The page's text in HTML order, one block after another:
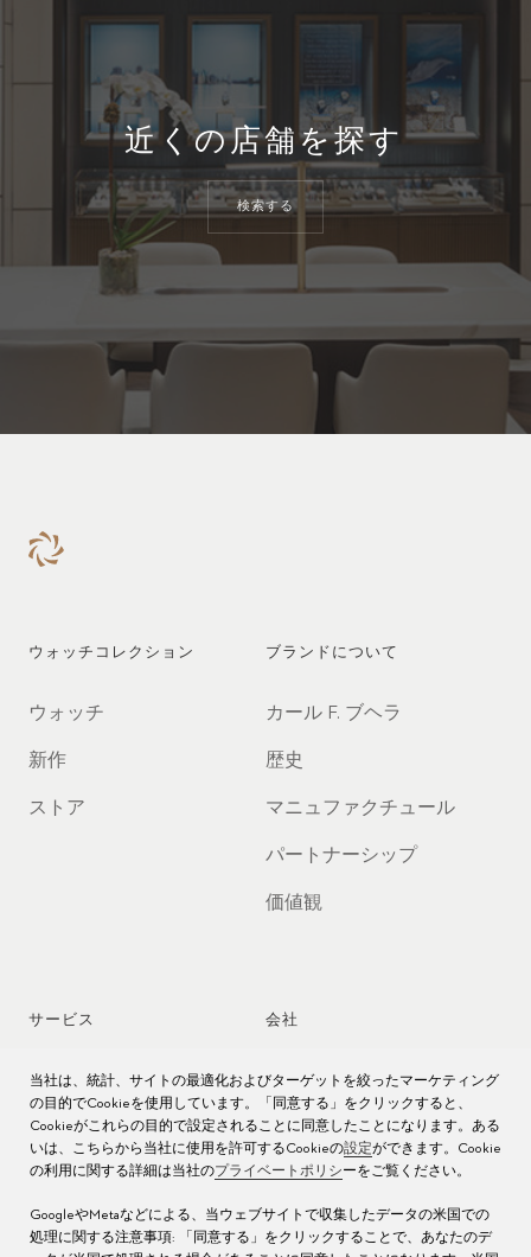
近くの店舗を探す
検索する
ウォッチコレクション
ウォッチ
新作
ストア
ブランドについて
カール F. ブヘラ
歴史
マニュファクチュール
パートナーシップ
価値観
サービス
時計アフターサービス
時計のお手入れ
取扱説明書
よくある質問
会社
ジョブズ
プレス
お問い合わせ先
当社は、統計、サイトの最適化およびターゲットを絞ったマーケティング
の目的でCookieを使用しています。「同意する」をクリックすると、
Cookieがこれらの目的で設定されることに同意したことになります。ある
いは、こちらから当社に使用を許可するCookieの設定ができます。Cookie
の利用に関する詳細は当社のプライベートポリシーをご覧ください。
GoogleやMetaなどによる、当ウェブサイトで収集したデータの米国での
処理に関する注意事項: 「同意する」をクリックすることで、あなたのデ